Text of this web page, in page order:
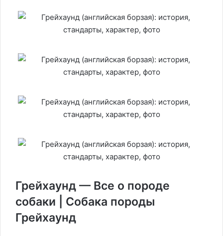
Грейхаунд — Все о породе
собаки | Собака породы
Грейхаунд